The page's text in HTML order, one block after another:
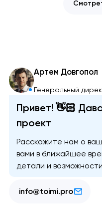
Артем Довгопол
Генеральный
Привет! 👋🏻
проект
Расскажите нам о
вами в ближайшее
детали и
info@toimi.pro